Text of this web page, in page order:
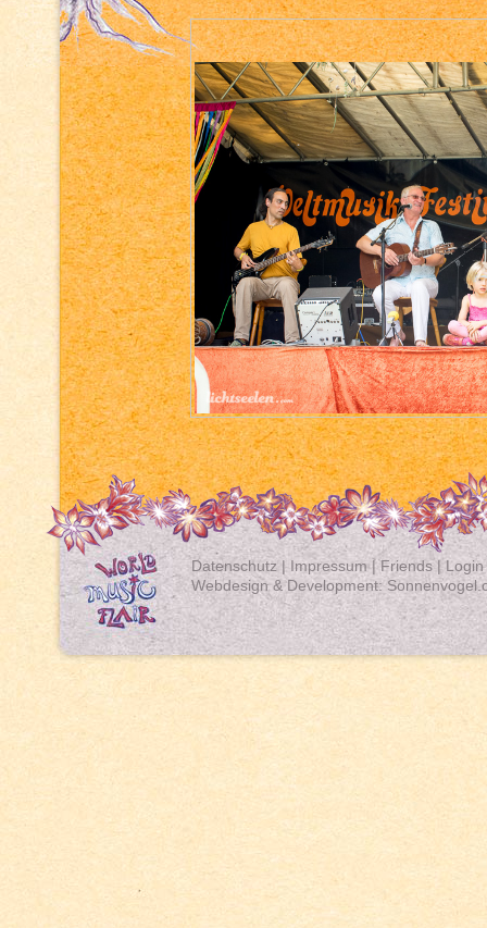
Datenschutz | Impressum|Friends|Login
Webdesign & Development: